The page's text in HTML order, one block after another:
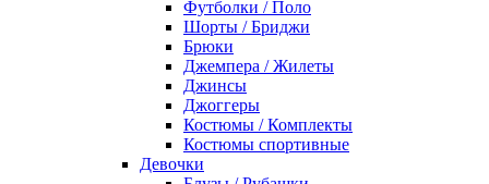
Футболки / Поло
Шорты / Бриджи
Брюки
Джемпера / Жилеты
Джинсы
Джоггеры
Костюмы / Комплекты
Костюмы спортивные
Девочки